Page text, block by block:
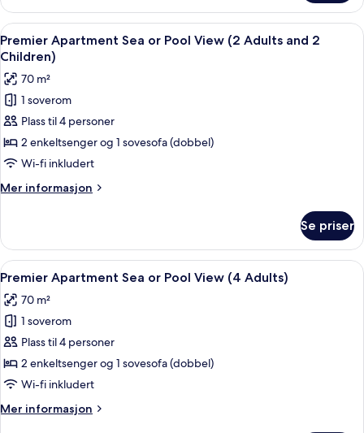
Pool
View)
–
premier,
1
soverom
or
Pool
View)
Åpne
alle
bildene
av
Premier
Apartment
Sea
or
Pool
View
Adults
and
2
Children)
Strykejern/-brett, barnesenger
6
Premier Apartment Sea or Pool View (2 Adults and 2
Children)
70 m²
1 soverom
Plass til 4 personer
2 enkeltsenger og 1 sovesofa (dobbel)
Wi-fi inkludert
Mer informasjon
Mer
Apartment
Sea
or
View
(2
Adults
and
2
Children)
Se priser
Åpne
alle
bildene
av
Premier
Apartment
Sea
Pool
Strykejern/-brett, barnesenger
6
Premier Apartment Sea or Pool View (4 Adults)
70 m²
1 soverom
Plass til 4 personer
2 enkeltsenger og 1 sovesofa (dobbel)
Wi-fi inkludert
Mer informasjon
Mer